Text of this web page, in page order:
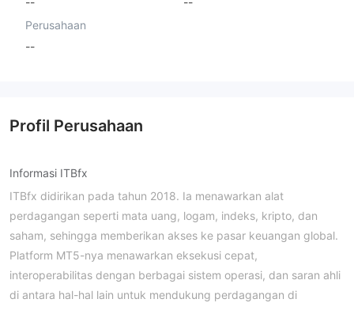
Perusahaan
--
Profil Perusahaan
Informasi ITBfx
ITBfx didirikan pada tahun 2018. Ia menawarkan alat
perdagangan seperti mata uang, logam, indeks, kripto, dan
saham, sehingga memberikan akses ke pasar keuangan global.
Platform MT5-nya menawarkan eksekusi cepat,
interoperabilitas dengan berbagai sistem operasi, dan saran ahli
di antara hal-hal lain untuk mendukung perdagangan di